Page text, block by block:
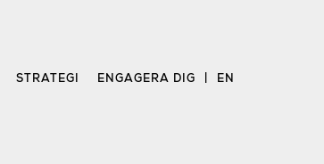
STRATEGI ENGAGERA DIG EN